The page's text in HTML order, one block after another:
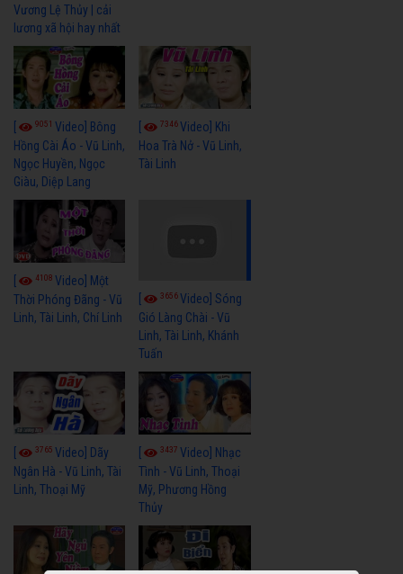
Vương Lệ Thủy | cải
lương xã hội hay nhất
9051 Video] Bông
Hồng Cài Áo - Vũ Linh,
Ngọc Huyền, Ngọc
Giàu, Diệp Lang
7346Video] Khi
Hoa Trà Nở - Vũ Linh,
Tài Linh
4108 Video] Một
Thời Phóng Đãng - Vũ
Linh, Tài Linh, Chí Linh
3656Video] Sóng
Gió Làng Chài - Vũ
Linh, Tài Linh, Khánh
Tuấn
3765 Video] Dãy
Ngân Hà - Vũ Linh, Tài
Linh, Thoại Mỹ
3437Video] Nhạc
Tình - Vũ Linh, Thoại
Mỹ, Phương Hồng
Thủy